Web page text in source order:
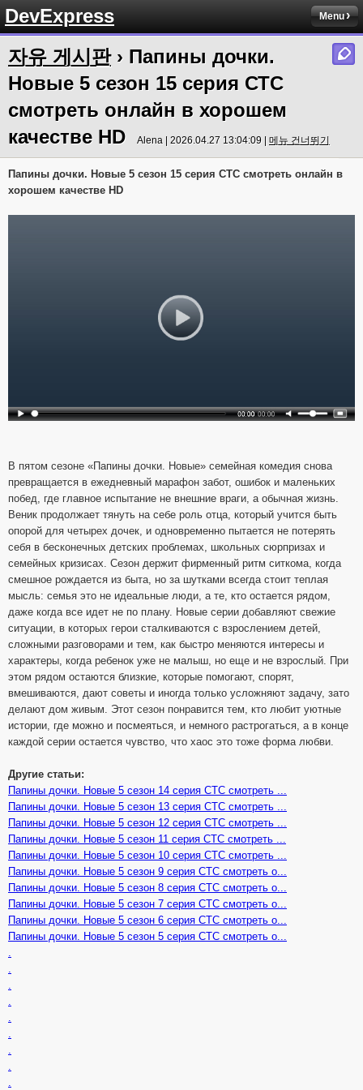
DevExpress Menu
자유 게시판› Папины дочки.
Новые 5 сезон 15 серия СТС
смотреть онлайн в хорошем
качестве HD
Alena | 2026.04.27 13:04:09 | 메뉴 건너뛰기
Папины дочки. Новые 5 сезон 15 серия СТС смотреть онлайн в
хорошем качестве HD
В пятом сезоне «Папины дочки. Новые» семейная комедия снова
превращается в ежедневный марафон забот, ошибок и маленьких
побед, где главное испытание не внешние враги, а обычная жизнь.
Веник продолжает тянуть на себе роль отца, который учится быть
опорой для четырех дочек, и одновременно пытается не потерять
себя в бесконечных детских проблемах, школьных сюрпризах и
семейных кризисах. Сезон держит фирменный ритм ситкома, когда
смешное рождается из быта, но за шутками всегда стоит теплая
мысль: семья это не идеальные люди, а те, кто остается рядом,
даже когда все идет не по плану. Новые серии добавляют свежие
ситуации, в которых герои сталкиваются с взрослением детей,
сложными разговорами и тем, как быстро меняются интересы и
характеры, когда ребенок уже не малыш, но еще и не взрослый. При
этом рядом остаются близкие, которые помогают, спорят,
вмешиваются, дают советы и иногда только усложняют задачу, зато
делают дом живым. Этот сезон понравится тем, кто любит уютные
истории, где можно и посмеяться, и немного растрогаться, а в конце
каждой серии остается чувство, что хаос это тоже форма любви.
Другие статьи:
Папины дочки. Новые 5 сезон 14 серия СТС смотреть ...
Папины дочки. Новые 5 сезон 13 серия СТС смотреть ...
Папины дочки. Новые 5 сезон 12 серия СТС смотреть ...
Папины дочки. Новые 5 сезон 11 серия СТС смотреть ...
Папины дочки. Новые 5 сезон 10 серия СТС смотреть ...
Папины дочки. Новые 5 сезон 9 серия СТС смотреть о...
Папины дочки. Новые 5 сезон 8 серия СТС смотреть о...
Папины дочки. Новые 5 сезон 7 серия СТС смотреть о...
Папины дочки. Новые 5 сезон 6 серия СТС смотреть о...
Папины дочки. Новые 5 сезон 5 серия СТС смотреть о...
.
.
.
.
.
.
.
.
.